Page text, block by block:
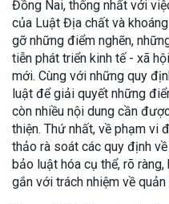
Đồng Nai, thống nhất với
của Luật Địa chất và
gỡ những điểm nghẽn,
tiễn phát triển kinh tế - xã
mới. Cùng với những quy
luật để giải quyết những
còn nhiều nội dung cần
thiện. Thứ nhất, về phạm vi
thảo rà soát các quy định
bảo luật hóa cụ thể, rõ
gắn với trách nhiệm về quản